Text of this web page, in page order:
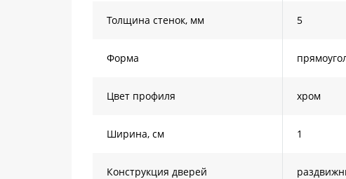
Толщина стенок, мм 5
Форма
Цвет профиля хром
Ширина, см 1
Конструкция дверей